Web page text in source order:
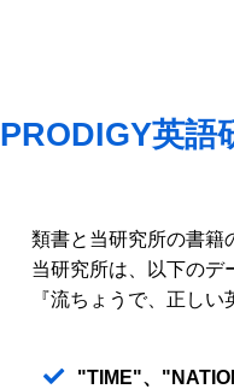
PRODIGY英語
類書と当研究所の書籍
当研究所は、以下のデ
『流ちょうで、正し
"TIME"、